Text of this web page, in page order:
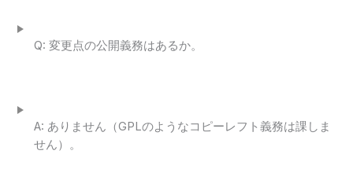
Q: 変更点の公開義務はあるか。
A: ありません（GPLのようなコピーレフト義務は課しま
せん）。